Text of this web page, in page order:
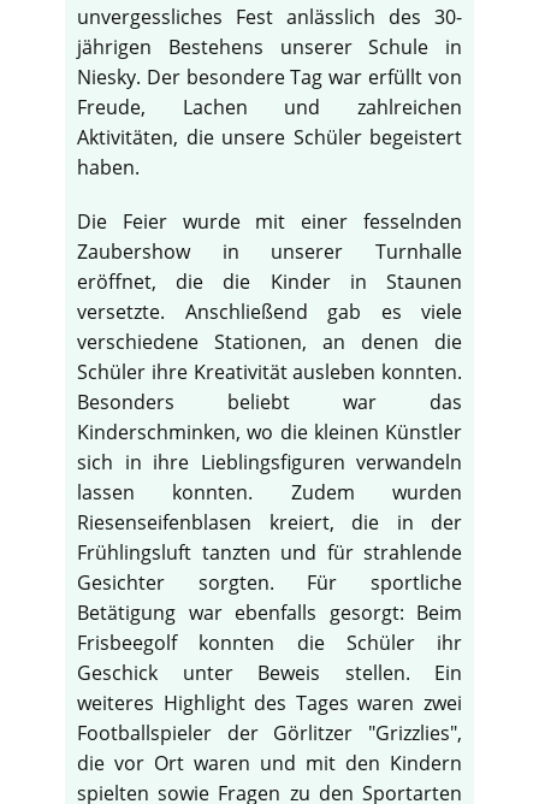
unvergessliches Fest anlässlich des 30-
jährigen Bestehens unserer Schule in
Niesky. Der besondere Tag war erfüllt von
Freude, Lachen und zahlreichen
Aktivitäten, die unsere Schüler begeistert
haben.
Die Feier wurde mit einer fesselnden
Zaubershow in unserer Turnhalle
eröffnet, die die Kinder in Staunen
versetzte. Anschließend gab es viele
verschiedene Stationen, an denen die
Schüler ihre Kreativität ausleben konnten.
Besonders beliebt war das
Kinderschminken, wo die kleinen Künstler
sich in ihre Lieblingsfiguren verwandeln
lassen konnten. Zudem wurden
Riesenseifenblasen kreiert, die in der
Frühlingsluft tanzten und für strahlende
Gesichter sorgten. Für sportliche
Betätigung war ebenfalls gesorgt: Beim
Frisbeegolf konnten die Schüler ihr
Geschick unter Beweis stellen. Ein
weiteres Highlight des Tages waren zwei
Footballspieler der Görlitzer "Grizzlies",
die vor Ort waren und mit den Kindern
spielten sowie Fragen zu den Sportarten